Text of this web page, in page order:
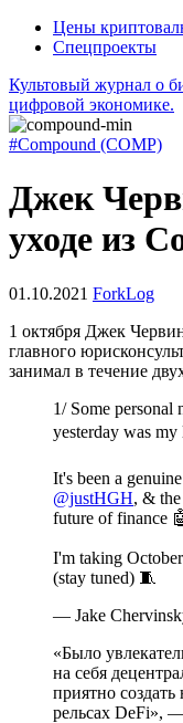
Цены
Спецпроекты
Культовый журнал о
цифровой экономике.
#Compound (COMP)
Джек
уходе из
01.10.2021 ForkLog
1 октября Джек
главного
занимал в течение
1/ Some personal
yesterday was my
It's been a
@justHGH, &
future of finance
I'm taking
(stay tuned) 🧵
— Jake
«Было
на себя
приятно
рельсах DeFi»,